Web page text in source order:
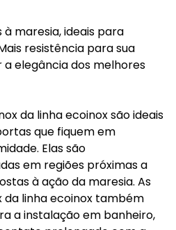
maresia, ideais para
resistência para sua
elegância dos melhores
da linha ecoinox são ideais
que fiquem em
Elas são
em regiões próximas a
à ação da maresia. As
da linha ecoinox também
a instalação em banheiro,